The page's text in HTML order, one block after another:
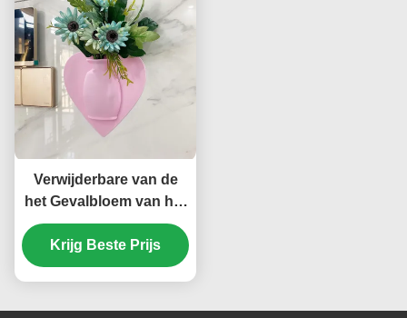
Verwijderbare van de
het Gevalbloem van het
Elektronikasilicone
Opgezette de Vaas
Afneembare Muur
Krijg Beste Prijs